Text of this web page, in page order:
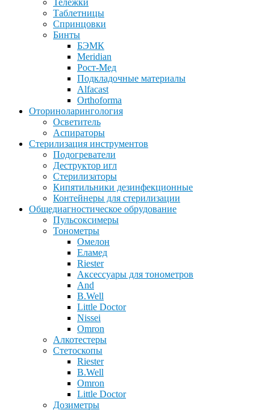
Тележки
Таблетницы
Спринцовки
Бинты
БЭМК
Meridian
Рост-Мед
Подкладочные материалы
Alfacast
Orthoforma
Оториноларингология
Осветитель
Аспираторы
Стерилизация инструментов
Подогреватели
Деструктор игл
Стерилизаторы
Кипятильники дезинфекционные
Контейнеры для стерилизации
Общедиагностическое обрудование
Пульсоксимеры
Тонометры
Омелон
Еламед
Riester
Аксессуары для тонометров
And
B.Well
Little Doctor
Nissei
Omron
Алкотестеры
Стетоскопы
Riester
B.Well
Omron
Little Doctor
Дозиметры